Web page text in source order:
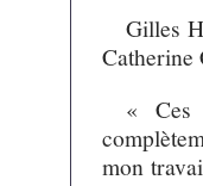
Gilles
Catherine
« Ces
mon